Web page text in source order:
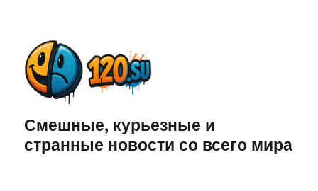
Смешные, курьезные и
странные новости со всего мира